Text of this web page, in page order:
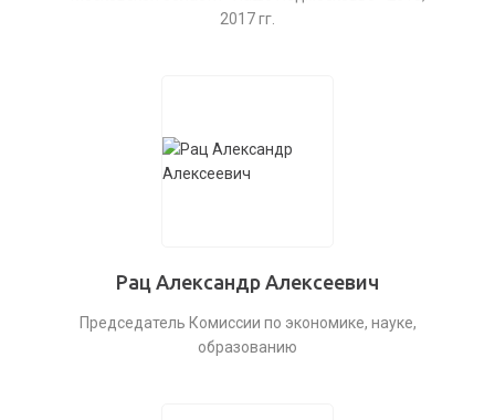
2017 гг.
Рац Александр Алексеевич
Председатель Комиссии по экономике, науке,
образованию